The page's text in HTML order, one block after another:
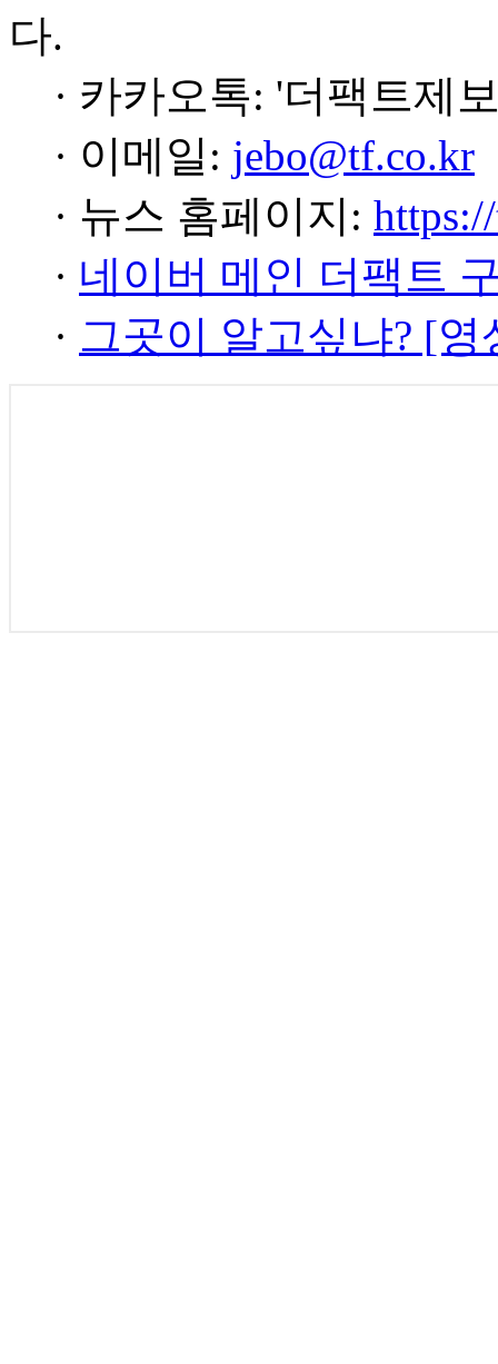
다.
· 카카오톡: '더팩트제
· 이메일: jebo@tf.co.kr
· 뉴스 홈페이지:
· 네이버 메인 더팩트
· 그곳이 알고싶냐? [